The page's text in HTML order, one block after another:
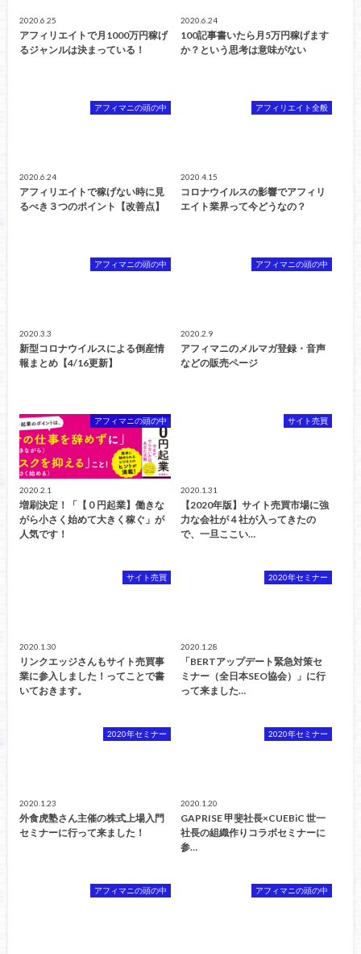
2020.6.25
アフィリエイトで月1000万円稼げ
るジャンルは決まっている！
2020.6.24
100記事書いたら月5万円稼げます
か？という思考は意味がない
アフィマニの頭の中
2020.6.24
アフィリエイトで稼げない時に見
るべき３つのポイント【改善点】
アフィリエイト全般
2020.4.15
コロナウイルスの影響でアフィリ
エイト業界って今どうなの？
アフィマニの頭の中
2020.3.3
新型コロナウイルスによる倒産情
報まとめ【4/16更新】
アフィマニの頭の中
2020.2.9
アフィマニのメルマガ登録・音声
などの販売ページ
アフィマニの頭の中
2020.2.1
増刷決定！「【０円起業】働きな
がら小さく始めて大きく稼ぐ」が
人気です！
サイト売買
2020.1.31
【2020年版】サイト売買市場に強
力な会社が４社が入ってきたの
で、一旦ここい…
サイト売買
2020.1.30
リンクエッジさんもサイト売買事
業に参入しました！ってことで書
いておきます。
2020年セミナー
2020.1.28
「BERTアップデート緊急対策セ
ミナー（全日本SEO協会）」に行
って来ました…
2020年セミナー
2020.1.23
外食虎塾さん主催の株式上場入門
セミナーに行って来ました！
2020年セミナー
2020.1.20
GAPRISE 甲斐社長×CUEBiC 世一
社長の組織作りコラボセミナーに
参…
アフィマニの頭の中 アフィマニの頭の中